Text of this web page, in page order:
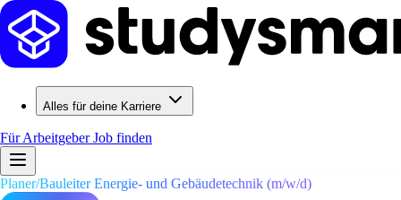
Alles für deine Karriere
Für ArbeitgeberJob finden
Planer/Bauleiter Energie- und Gebäudetechnik (m/w/d)